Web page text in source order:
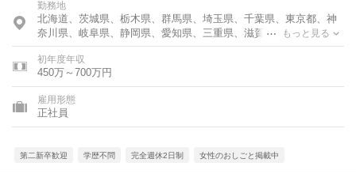
勤務地
北海道、茨城県、栃木県、群馬県、埼玉県、千葉県、東京都、神
奈川県、岐阜県、静岡県、愛知県、三重県、滋賀県、京都府、大
阪府、兵庫県、奈良県、和歌山県、福岡県、長崎県、大分県、宮
崎県、鹿児島県、沖縄県
もっと見る
初年度年収
450万～700万円
雇用形態
正社員
第二新卒歓迎 学歴不問 完全週休2日制 女性のおしごと掲載中